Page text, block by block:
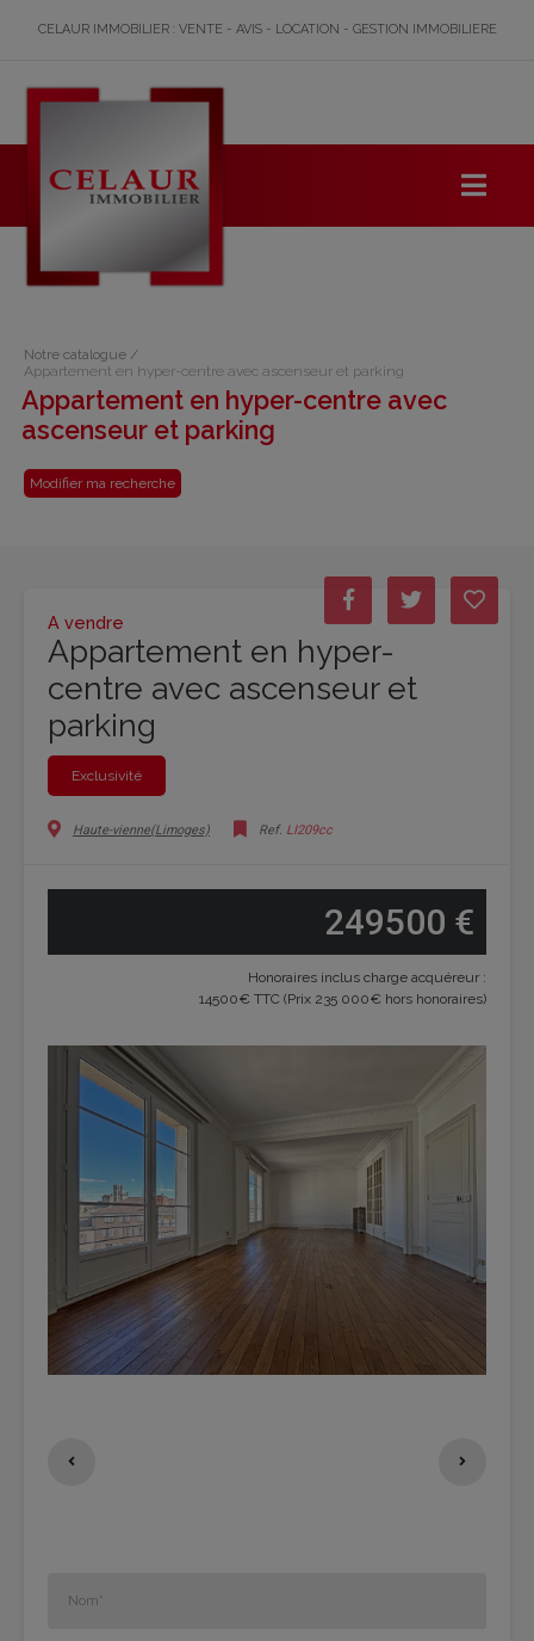
CELAUR IMMOBILIER : VENTE - AVIS - LOCATION - GESTION IMMOBILIERE
Notre catalogue /
Appartement en hyper-centre avec ascenseur et parking
Appartement en hyper-centre avec
ascenseur et parking
Modifier ma recherche
A vendre
Appartement en hyper-
centre avec ascenseur et
parking
Exclusivité
Haute-vienne(Limoges) Ref. LI209cc
249500 €
Honoraires inclus charge acquéreur :
14500€ TTC (Prix 235 000€ hors honoraires)